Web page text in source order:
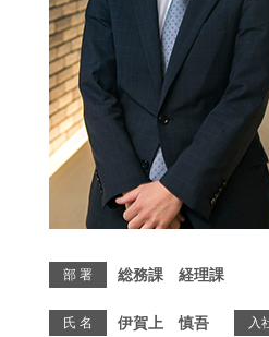
部 署 総務課 経理課
氏 名 伊賀上 慎吾 入